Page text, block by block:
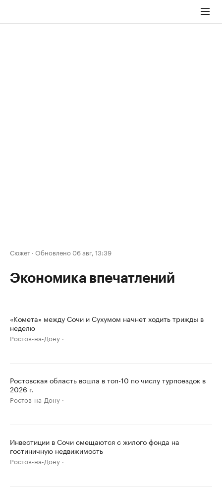
Сюжет · Обновлено 06 авг, 13:39
Экономика впечатлений
«Комета» между Сочи и Сухумом начнет ходить трижды в
неделю
Ростов-на-Дону
Ростовская область вошла в топ-10 по числу турпоездок в
2026 г.
Ростов-на-Дону
Инвестиции в Сочи смещаются с жилого фонда на
гостиничную недвижимость
Ростов-на-Дону